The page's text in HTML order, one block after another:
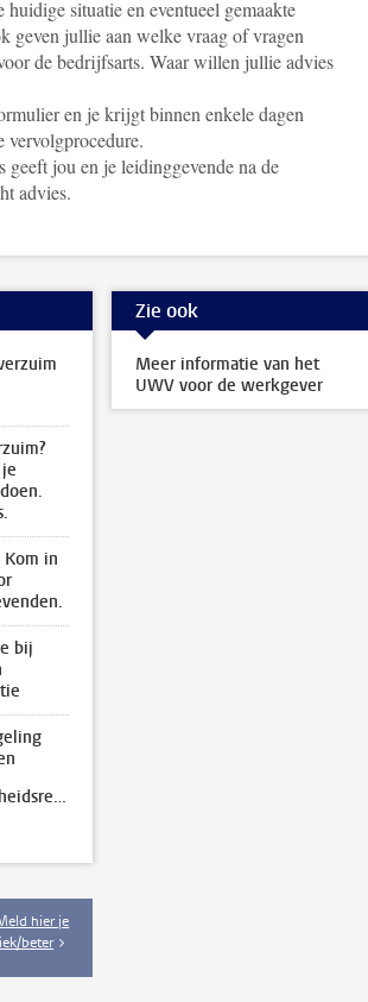
huidige situatie en eventueel gemaakte
geven jullie aan welke vraag of vragen
de bedrijfsarts. Waar willen jullie advies
en je krijgt binnen enkele dagen
vervolgprocedure.
geeft jou en je leidinggevende na de
advies.
Kom in
bij
Zie ook
Meer informatie van het
UWV voor de werkgever
hier je
beter